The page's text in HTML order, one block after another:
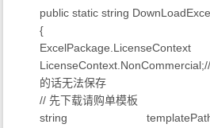
public static string
{
的话无法保存
// 先下载请购单模板
string